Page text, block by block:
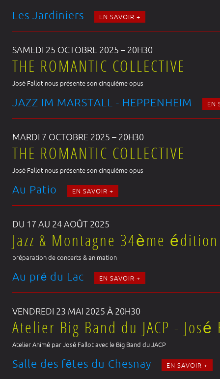
Les Jardiniers EN SAVOIR +
SAMEDI 25 OCTOBRE 2025 – 20H30
THE ROMANTIC COLLECTIVE
José Fallot nous présente son cinquième opus
JAZZ IM MARSTALL - HEPPENHEIM EN
MARDI 7 OCTOBRE 2025 – 20H30
THE ROMANTIC COLLECTIVE
José Fallot nous présente son cinquième opus
Au Patio EN SAVOIR +
DU 17 AU 24 AOÛT 2025
Jazz & Montagne 34ème édition
préparation de concerts & animation
Au pré du Lac EN SAVOIR +
VENDREDI 23 MAI 2025 À 20H30
Atelier Big Band du JACP - José
Atelier Animé par José Fallot avec le Big Band du JACP
Salle des fêtes du Chesnay EN SAVOIR +